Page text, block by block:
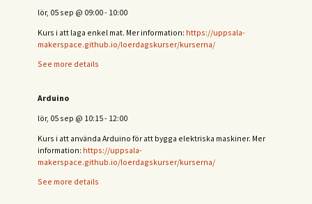
lör, 05 sep @ 09:00- 10:00
Kurs i att laga enkel mat. Mer information: https://uppsala-
makerspace.github.io/loerdagskurser/kurserna/
See more details
Arduino
lör, 05 sep @ 10:15- 12:00
Kurs i att använda Arduino för att bygga elektriska maskiner. Mer
information: https://uppsala-
makerspace.github.io/loerdagskurser/kurserna/
See more details